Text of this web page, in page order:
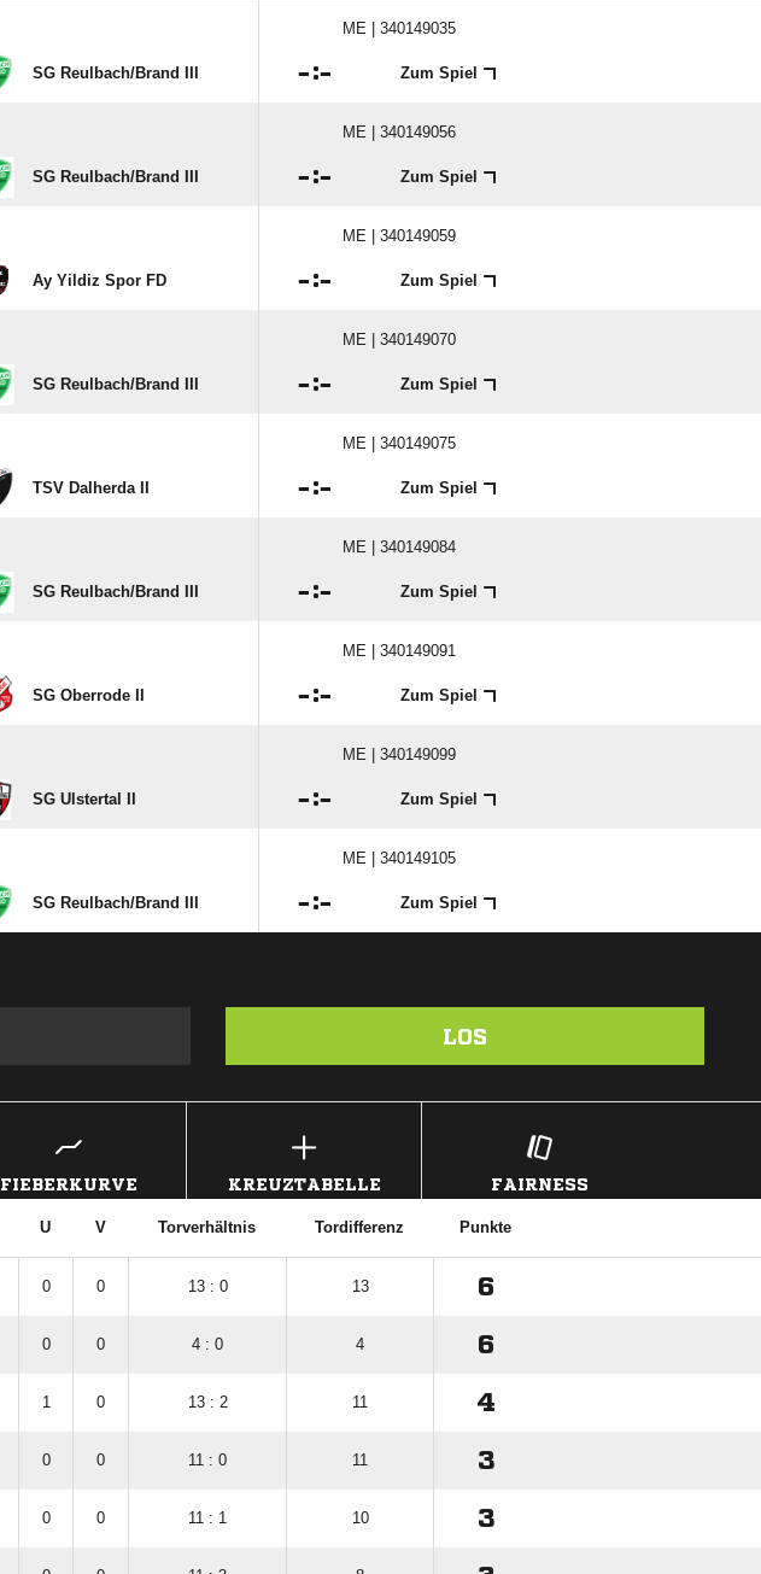
ME | 340149035
SG Reulbach/​Brand III : Zum Spiel
ME | 340149056
SG Reulbach/​Brand III : Zum Spiel
ME | 340149059
Ay Yildiz Spor FD : Zum Spiel
ME | 340149070
SG Reulbach/​Brand III : Zum Spiel
ME | 340149075
TSV Dalherda II : Zum Spiel
ME | 340149084
SG Reulbach/​Brand III : Zum Spiel
ME | 340149091
SG Oberrode II : Zum Spiel
ME | 340149099
SG Ulstertal II : Zum Spiel
ME | 340149105
SG Reulbach/​Brand III : Zum Spiel
LOS
FIEBERKURVE KREUZTABELLE FAIRNESS
U V Torverhältnis Tordifferenz Punkte
0 0 13 : 0 13 6
0 0 4 : 0 4 6
1 0 13 : 2 11 4
0 0 11 : 0 11 3
0 0 11 : 1 10 3